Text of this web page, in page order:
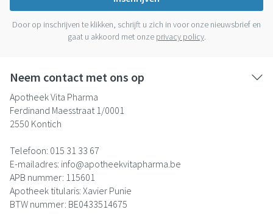
Door op inschrijven te klikken, schrijft u zich in voor onze nieuwsbrief en
gaat u akkoord met onze privacy policy.
Neem contact met ons op
Apotheek Vita Pharma
Ferdinand Maesstraat 1/0001
2550 Kontich
Telefoon: 015 31 33 67
E-mailadres: info@apotheekvitapharma.be
APB nummer: 115601
Apotheek titularis: Xavier Punie
BTW nummer: BE0433514675